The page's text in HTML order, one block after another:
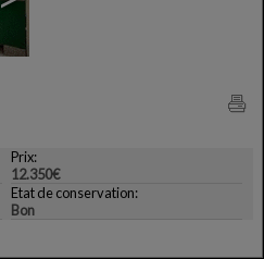
Prix:
12.350€
Etat de conservation:
Bon